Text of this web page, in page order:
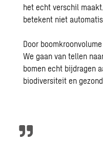
het echt verschil
betekent niet
Door
We gaan van tellen
bomen echt bijdragen
biodiversiteit en